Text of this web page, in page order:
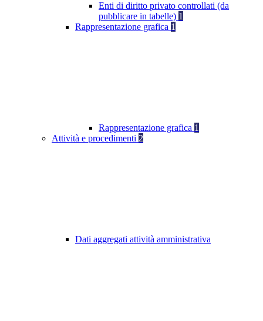
Enti di diritto privato controllati (da
pubblicare in tabelle) 1
Rappresentazione grafica 1
Rappresentazione grafica 1
Attività e procedimenti 2
Dati aggregati attività amministrativa